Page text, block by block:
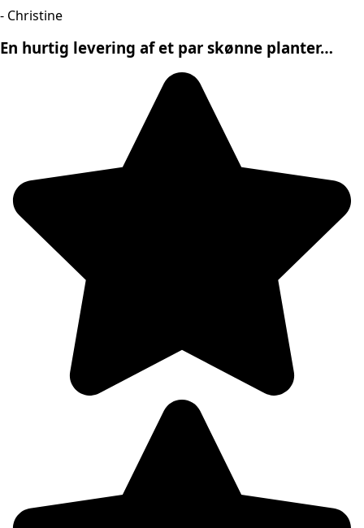
- Christine
En hurtig levering af et par skønne planter…